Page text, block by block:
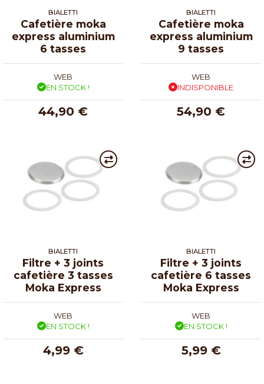
BIALETTI
Cafetière moka
express aluminium
6 tasses
WEB
EN STOCK !
44,90 €
BIALETTI
Cafetière moka
express aluminium
9 tasses
WEB
INDISPONIBLE
54,90 €
BIALETTI
Filtre + 3 joints
cafetière 3 tasses
Moka Express
WEB
EN STOCK !
4,99 €
BIALETTI
Filtre + 3 joints
cafetière 6 tasses
Moka Express
WEB
EN STOCK !
5,99 €